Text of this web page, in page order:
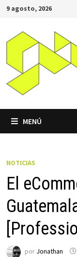
Saltar
contenido
9 agosto, 2026
MENÚ
NOTICIAS
El
por Jonathan